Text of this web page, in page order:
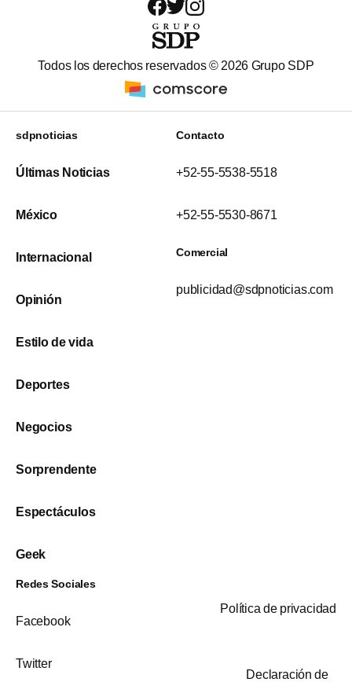
Todos los derechos reservados © 2026 Grupo SDP
sdpnoticias
Últimas Noticias
México
Internacional
Opinión
Estilo de vida
Deportes
Negocios
Sorprendente
Espectáculos
Geek
Contacto
+52-55-5538-5518
+52-55-5530-8671
Comercial
publicidad@sdpnoticias.com
Redes Sociales
Facebook
Twitter
Política de privacidad
Declaración de